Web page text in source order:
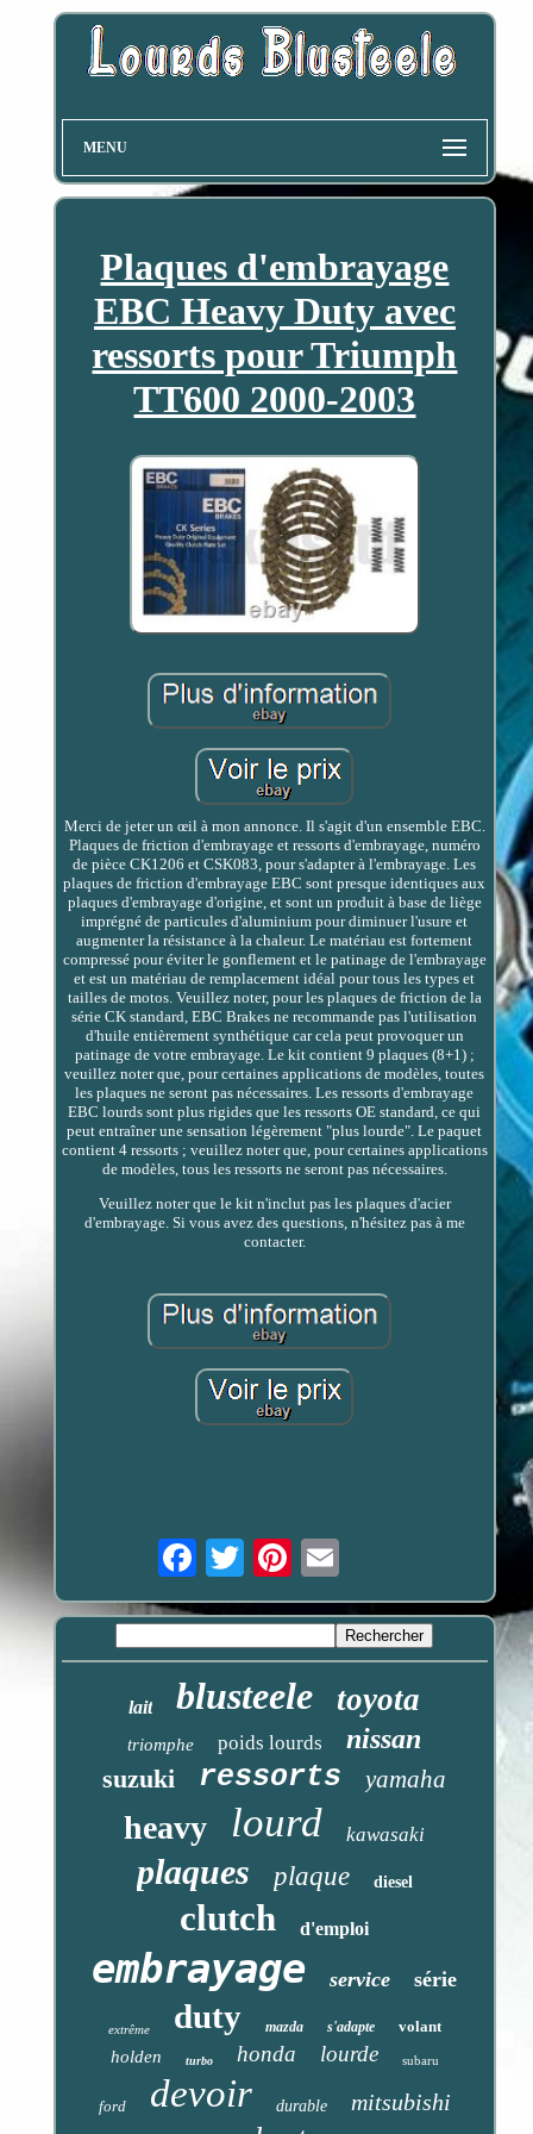
MENU
Plaques d'embrayage
EBC Heavy Duty avec
ressorts pour Triumph
TT600 2000-2003
Merci de jeter un œil à mon annonce. Il s'agit d'un ensemble EBC.
Plaques de friction d'embrayage et ressorts d'embrayage, numéro
de pièce CK1206 et CSK083, pour s'adapter à l'embrayage. Les
plaques de friction d'embrayage EBC sont presque identiques aux
plaques d'embrayage d'origine, et sont un produit à base de liège
imprégné de particules d'aluminium pour diminuer l'usure et
augmenter la résistance à la chaleur. Le matériau est fortement
compressé pour éviter le gonflement et le patinage de l'embrayage
et est un matériau de remplacement idéal pour tous les types et
tailles de motos. Veuillez noter, pour les plaques de friction de la
série CK standard, EBC Brakes ne recommande pas l'utilisation
d'huile entièrement synthétique car cela peut provoquer un
patinage de votre embrayage. Le kit contient 9 plaques (8+1) ;
veuillez noter que, pour certaines applications de modèles, toutes
les plaques ne seront pas nécessaires. Les ressorts d'embrayage
EBC lourds sont plus rigides que les ressorts OE standard, ce qui
peut entraîner une sensation légèrement "plus lourde". Le paquet
contient 4 ressorts ; veuillez noter que, pour certaines applications
de modèles, tous les ressorts ne seront pas nécessaires.
Veuillez noter que le kit n'inclut pas les plaques d'acier
d'embrayage. Si vous avez des questions, n'hésitez pas à me
contacter.
Email
lait blusteele toyota
triomphe poids lourds nissan
suzuki ressorts yamaha
heavy lourd kawasaki
plaques plaque diesel
clutch d'emploi
embrayage service série
extrême duty mazda s'adapte volant
holden turbo honda lourde subaru
ford devoir durable mitsubishi